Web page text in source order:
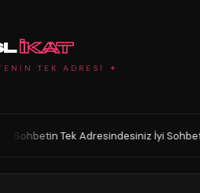
IKAT
TEK ADRESİ ✦
İyi Sohbetler. ◆ HoŞGeLDin